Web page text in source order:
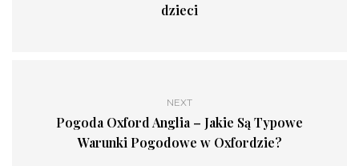
dzieci
NEXT
Pogoda Oxford Anglia – Jakie Są Typowe
Warunki Pogodowe w Oxfordzie?